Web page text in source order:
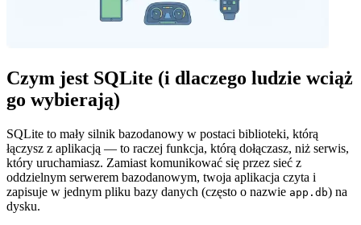
Czym jest SQLite (i dlaczego ludzie wciąż
go wybierają)
SQLite to mały silnik bazodanowy w postaci biblioteki, którą
łączysz z aplikacją — to raczej funkcja, którą dołączasz, niż serwis,
który uruchamiasz. Zamiast komunikować się przez sieć z
oddzielnym serwerem bazodanowym, twoja aplikacja czyta i
zapisuje w jednym pliku bazy danych (często o nazwie app.db) na
dysku.